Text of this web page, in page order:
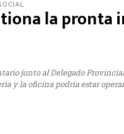
la pronta
junto al Delegado
y la oficina podría estar